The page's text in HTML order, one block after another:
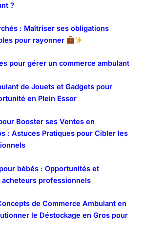
?
: Maîtriser ses obligations
pour rayonner
pour gérer un commerce ambulant
de Jouets et Gadgets pour
en Plein Essor
Booster ses Ventes en
: Astuces Pratiques pour Cibler les
bébés : Opportunités et
professionnels
de Commerce Ambulant en
le Déstockage en Gros pour